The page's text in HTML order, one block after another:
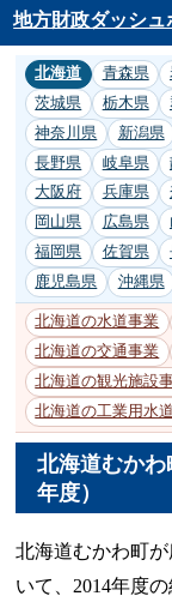
地方財政ダッシュ
北海道 青森県
茨城県
栃木県
神奈川県
新潟県
長野県
岐阜県
大阪府
兵庫県
岡山県
広島県
福岡県
佐賀県
鹿児島県
沖縄県
北海道の水道事業
北海道の交通事業
北海道の観光施設
北海道の工業用水
北海道むかわ
年度）
北海道むかわ町
いて、2014年度